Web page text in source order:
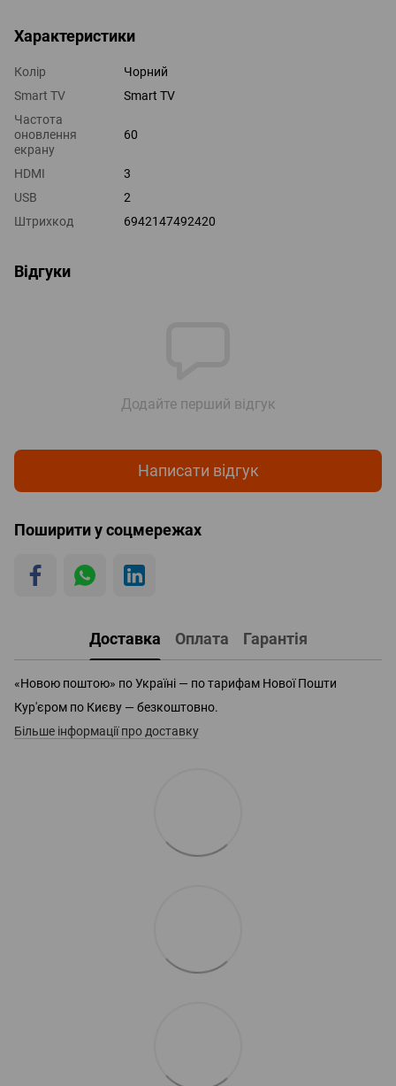
Характеристики
Колір
Чорний
Smart TV
Smart TV
Частота
оновлення
екрану
60
HDMI
3
USB
2
Штрихкод
6942147492420
Відгуки
Додайте перший відгук
Написати відгук
Поширити у соцмережах
Доставка Оплата Гарантія
«Новою поштою» по Україні — по тарифам Нової Пошти
Кур'єром по Києву — безкоштовно.
Більше інформації про доставку